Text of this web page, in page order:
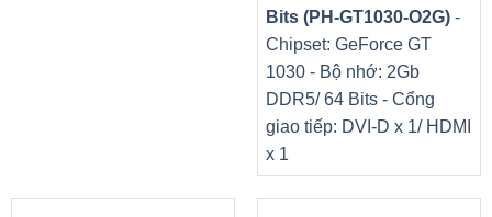
Bits (PH-GT1030-O2G)-
Chipset: GeForce GT
1030 - Bộ nhớ: 2Gb
DDR5/ 64 Bits - Cổng
giao tiếp: DVI-D x 1/ HDMI
x 1